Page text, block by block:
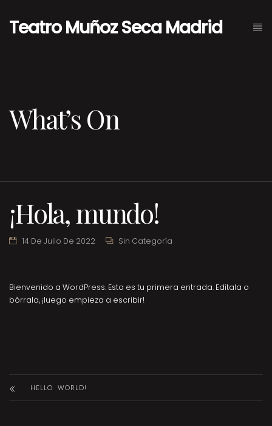
Teatro Muñoz Seca Madrid .
What’s On
¡Hola, mundo!
14 De Julio De 2022 Sin Categoría
Bienvenido a WordPress. Esta es tu primera entrada. Edítala o
bórrala, ¡luego empieza a escribir!
HELLO WORLD!